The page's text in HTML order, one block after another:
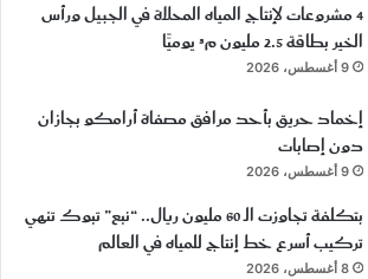
4 مشروعات لإنتاج المياه المحلاة في الجبيل ورأس
الخير بطاقة 2.5 مليون م³ يوميًّا
9 أغسطس، 2026
إخماد حريق بأحد مرافق مصفاة أرامكو بجازان
دون إصابات
9 أغسطس، 2026
بتكلفة تجاوزت الـ 60 مليون ريال.. “نبع” تبوك تنهي
تركيب أسرع خط إنتاج للمياه في العالم
8 أغسطس، 2026